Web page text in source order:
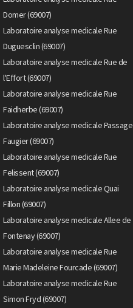
Domer (69007)
Laboratoire analyse medicale Rue
Duguesclin (69007)
Laboratoire analyse medicale Rue de
l'Effort (69007)
Laboratoire analyse medicale Rue
Faidherbe (69007)
Laboratoire analyse medicale Passage
Faugier (69007)
Laboratoire analyse medicale Rue
Felissent (69007)
Laboratoire analyse medicale Quai
Fillon (69007)
Laboratoire analyse medicale Allee de
Fontenay (69007)
Laboratoire analyse medicale Rue
Marie Madeleine Fourcade (69007)
Laboratoire analyse medicale Rue
Simon Fryd (69007)